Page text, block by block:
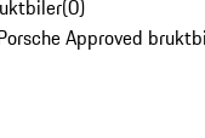
(0)
Approved